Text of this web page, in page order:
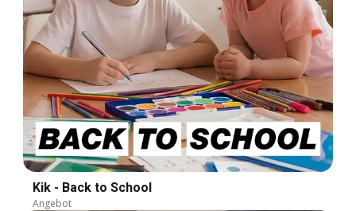
Kik - Back to School
Angebot